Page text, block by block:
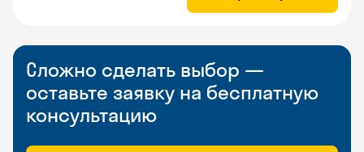
Сложно сделать выбор —
оставьте заявку на бесплатную
консультацию